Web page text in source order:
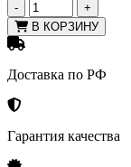
-
+
В КОРЗИНУ
Доставка по РФ
Гарантия качества